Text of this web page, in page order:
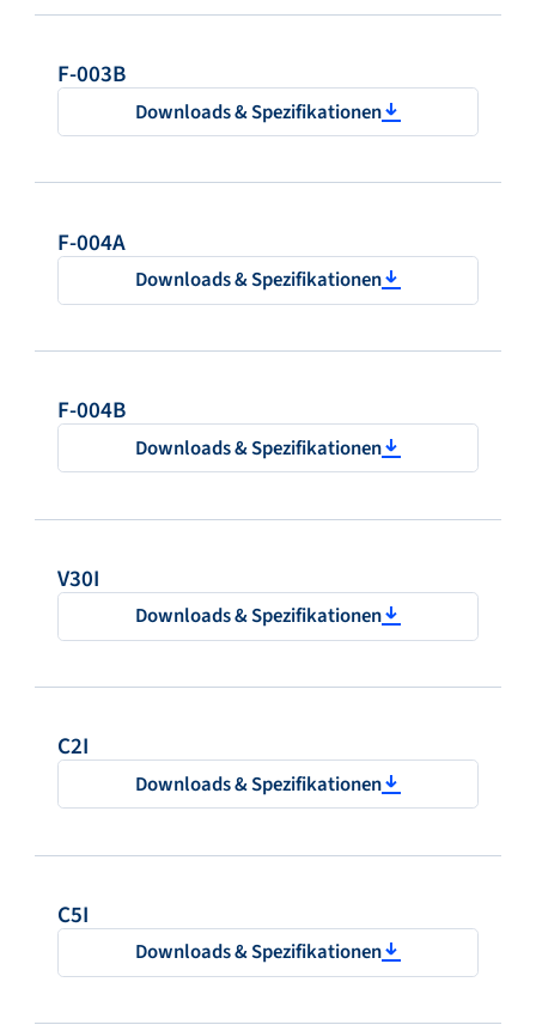
F-003B
Downloads & Spezifikationen
F-004A
Downloads & Spezifikationen
F-004B
Downloads & Spezifikationen
V30I
Downloads & Spezifikationen
C2I
Downloads & Spezifikationen
C5I
Downloads & Spezifikationen